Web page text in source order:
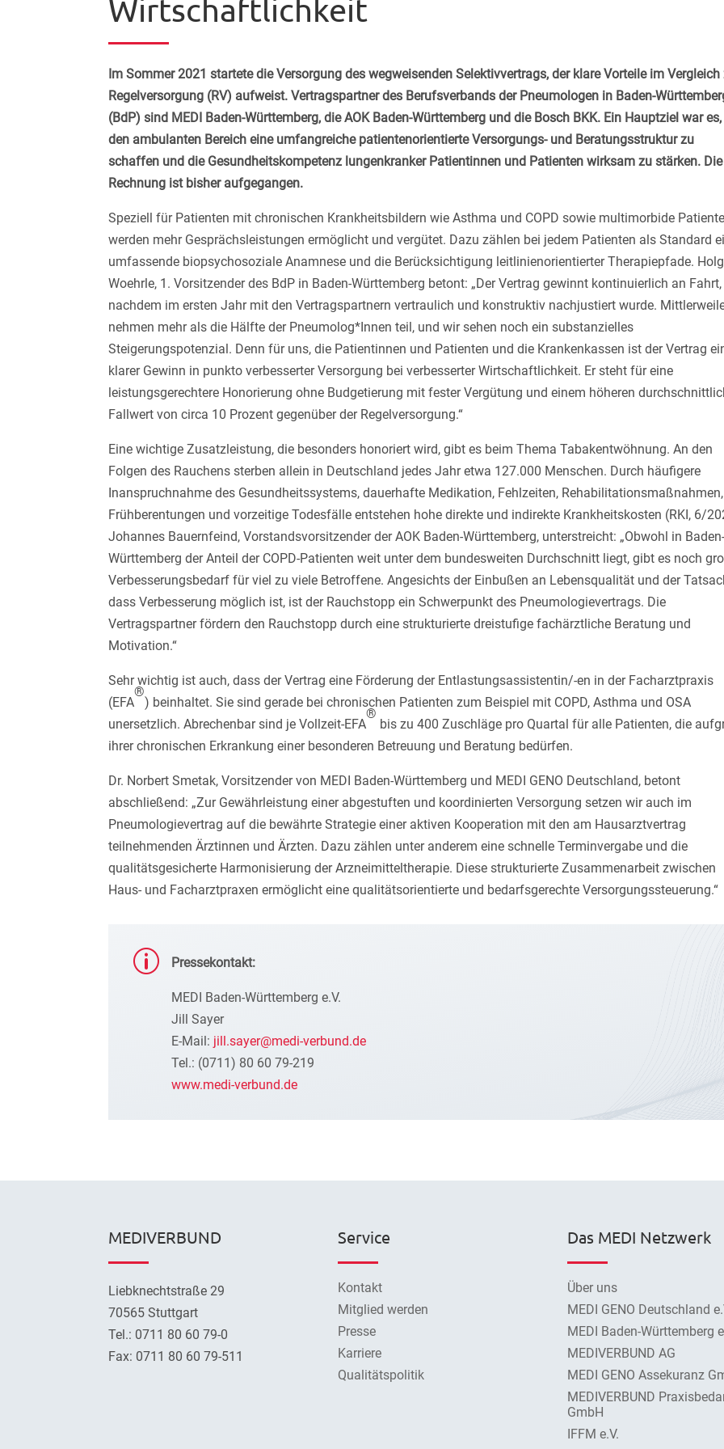
Wirtschaftlichkeit
Im Sommer 2021 startete die Versorgung des wegweisenden Selektivvertrags, der klare Vorteile im Vergleich
Regelversorgung (RV) aufweist. Vertragspartner des Berufsverbands der Pneumologen in Baden-
(BdP) sind MEDI Baden-Württemberg, die AOK Baden-Württemberg und die Bosch BKK. Ein Hauptziel war
den ambulanten Bereich eine umfangreiche patientenorientierte Versorgungs- und Beratungsstruktur zu
schaffen und die Gesundheitskompetenz lungenkranker Patientinnen und Patienten wirksam zu stärken. Die
Rechnung ist bisher aufgegangen.
Speziell für Patienten mit chronischen Krankheitsbildern wie Asthma und COPD sowie multimorbide
werden mehr Gesprächsleistungen ermöglicht und vergütet. Dazu zählen bei jedem Patienten als Standard
umfassende biopsychosoziale Anamnese und die Berücksichtigung leitlinienorientierter Therapiepfade.
Woehrle, 1. Vorsitzender des BdP in Baden-Württemberg betont: „Der Vertrag gewinnt kontinuierlich an Fahrt,
nachdem im ersten Jahr mit den Vertragspartnern vertraulich und konstruktiv nachjustiert wurde.
nehmen mehr als die Hälfte der Pneumolog*Innen teil, und wir sehen noch ein substanzielles
Steigerungspotenzial. Denn für uns, die Patientinnen und Patienten und die Krankenkassen ist der Vertrag
klarer Gewinn in punkto verbesserter Versorgung bei verbesserter Wirtschaftlichkeit. Er steht für eine
leistungsgerechtere Honorierung ohne Budgetierung mit fester Vergütung und einem höheren
Fallwert von circa 10 Prozent gegenüber der Regelversorgung.“
Eine wichtige Zusatzleistung, die besonders honoriert wird, gibt es beim Thema Tabakentwöhnung. An den
Folgen des Rauchens sterben allein in Deutschland jedes Jahr etwa 127.000 Menschen. Durch häufigere
Inanspruchnahme des Gesundheitssystems, dauerhafte Medikation, Fehlzeiten, Rehabilitationsmaßnahmen,
Frühberentungen und vorzeitige Todesfälle entstehen hohe direkte und indirekte Krankheitskosten (RKI, 6/
Johannes Bauernfeind, Vorstandsvorsitzender der AOK Baden-Württemberg, unterstreicht: „Obwohl in Baden-
Württemberg der Anteil der COPD-Patienten weit unter dem bundesweiten Durchschnitt liegt, gibt es noch
Verbesserungsbedarf für viel zu viele Betroffene. Angesichts der Einbußen an Lebensqualität und der
dass Verbesserung möglich ist, ist der Rauchstopp ein Schwerpunkt des Pneumologievertrags. Die
Vertragspartner fördern den Rauchstopp durch eine strukturierte dreistufige fachärztliche Beratung und
Motivation.“
Sehr wichtig ist auch, dass der Vertrag eine Förderung der Entlastungsassistentin/-en in der Facharztpraxis
(EFA
®
) beinhaltet. Sie sind gerade bei chronischen Patienten zum Beispiel mit COPD, Asthma und OSA
unersetzlich. Abrechenbar sind je Vollzeit-EFA
®
bis zu 400 Zuschläge pro Quartal für alle Patienten, die
ihrer chronischen Erkrankung einer besonderen Betreuung und Beratung bedürfen.
Dr. Norbert Smetak, Vorsitzender von MEDI Baden-Württemberg und MEDI GENO Deutschland, betont
abschließend: „Zur Gewährleistung einer abgestuften und koordinierten Versorgung setzen wir auch im
Pneumologievertrag auf die bewährte Strategie einer aktiven Kooperation mit den am Hausarztvertrag
teilnehmenden Ärztinnen und Ärzten. Dazu zählen unter anderem eine schnelle Terminvergabe und die
qualitätsgesicherte Harmonisierung der Arzneimitteltherapie. Diese strukturierte Zusammenarbeit zwischen
Haus- und Facharztpraxen ermöglicht eine qualitätsorientierte und bedarfsgerechte Versorgungssteuerung.“
p Pressekontakt:
MEDI Baden-Württemberg e.V.
Jill Sayer
E-Mail: jill.sayer@medi-verbund.de
Tel.: (0711) 80 60 79-219
www.medi-verbund.de
MEDIVERBUND
Liebknechtstraße 29
70565 Stuttgart
Tel.: 0711 80 60 79-0
Fax: 0711 80 60 79-511
Service
Kontakt
Mitglied werden
Presse
Karriere
Qualitätspolitik
Das MEDI Netzwerk
Über uns
MEDI GENO Deutschland
MEDI Baden-Württemberg
MEDIVERBUND AG
MEDI GENO Assekuranz
MEDIVERBUND
GmbH
IFFM e.V.